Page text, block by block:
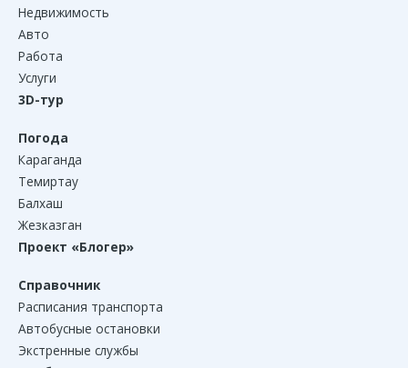
Недвижимость
Авто
Работа
Услуги
3D-тур
Погода
Караганда
Темиртау
Балхаш
Жезказган
Проект «Блогер»
Справочник
Расписания транспорта
Автобусные остановки
Экстренные службы